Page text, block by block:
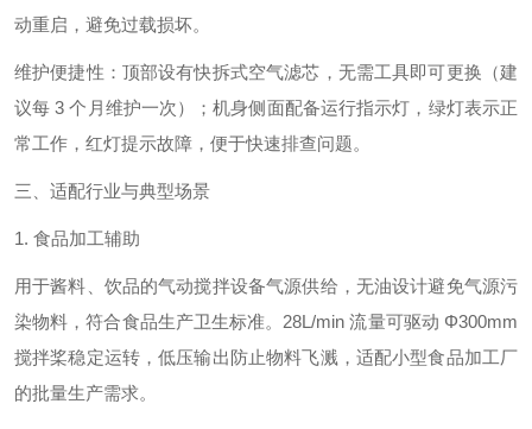
动重启，避免过载损坏。
维护便捷性：顶部设有快拆式空气滤芯，无需工具即可更换（建
议每 3 个月维护一次）；机身侧面配备运行指示灯，绿灯表示正
常工作，红灯提示故障，便于快速排查问题。
三、适配行业与典型场景
1. 食品加工辅助
用于酱料、饮品的气动搅拌设备气源供给，无油设计避免气源污
染物料，符合食品生产卫生标准。28L/min 流量可驱动 Φ300mm
搅拌桨稳定运转，低压输出防止物料飞溅，适配小型食品加工厂
的批量生产需求。